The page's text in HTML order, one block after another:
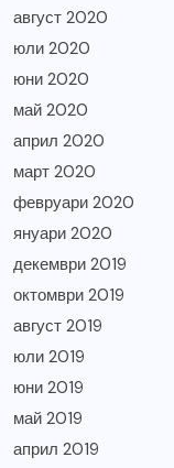
август 2020
юли 2020
юни 2020
май 2020
април 2020
март 2020
февруари 2020
януари 2020
декември 2019
октомври 2019
август 2019
юли 2019
юни 2019
май 2019
април 2019